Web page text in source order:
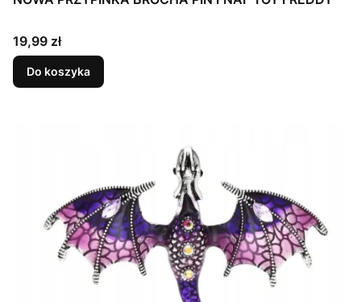
Cena
19,99 zł
Do koszyka